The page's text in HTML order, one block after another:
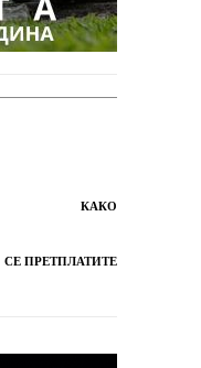
КАКО
СЕ ПРЕТПЛАТИТЕ